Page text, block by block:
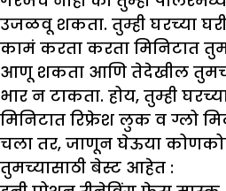
उजळवू शकता. तुम्ही घरच्या
कामं करता करता मिनिटात
आणू शकता आणि तेदेखील
भार न टाकता. होय, तुम्ही
मिनिटात रिफ्रेश लुक व ग्लो
चला तर, जाणून घेऊया
तुमच्यासाठी बेस्ट आहेत :